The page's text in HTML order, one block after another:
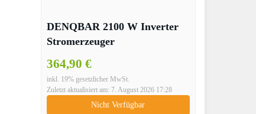
DENQBAR 2100 W Inverter
Stromerzeuger
Stromaggregat Digitaler
Generator benzinbetrieben
DQ-2100
364,90 €
inkl. 19% gesetzlicher MwSt.
Zuletzt aktualisiert am: 7. August 2026 17:28
Nicht Verfügbar